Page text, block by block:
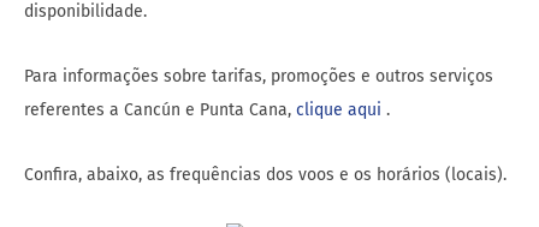
disponibilidade.
Para informações sobre tarifas, promoções e outros serviços
referentes a Cancún e Punta Cana, clique aqui .
Confira, abaixo, as frequências dos voos e os horários (locais).